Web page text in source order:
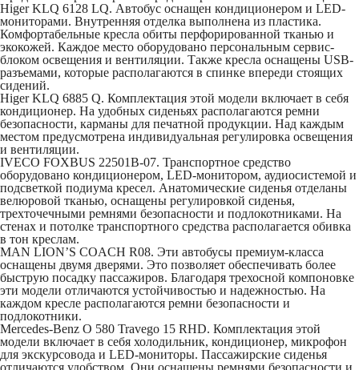
Higer KLQ 6128 LQ. Автобус оснащен кондиционером и LED-
мониторами. Внутренняя отделка выполнена из пластика.
Комфортабельные кресла обиты перфорированной тканью и
экокожей. Каждое место оборудовано персональным сервис-
блоком освещения и вентиляции. Также кресла оснащены USB-
разъемами, которые располагаются в спинке впереди стоящих
сидений.
Higer KLQ 6885 Q. Комплектация этой модели включает в себя
кондиционер. На удобных сиденьях располагаются ремни
безопасности, карманы для печатной продукции. Над каждым
местом предусмотрена индивидуальная регулировка освещения
и вентиляции.
IVECO FOXBUS 22501В-07. Транспортное средство
оборудовано кондиционером, LED-монитором, аудиосистемой и
подсветкой подиума кресел. Анатомические сиденья отделаны
велюровой тканью, оснащены регулировкой сиденья,
трехточечными ремнями безопасности и подлокотниками. На
стенах и потолке транспортного средства располагается обивка
в тон креслам.
MAN LION’S COACH R08. Эти автобусы премиум-класса
оснащены двумя дверями. Это позволяет обеспечивать более
быструю посадку пассажиров. Благодаря трехосной компоновке
эти модели отличаются устойчивостью и надежностью. На
каждом кресле располагаются ремни безопасности и
подлокотники.
Mercedes-Benz O 580 Travego 15 RHD. Комплектация этой
модели включает в себя холодильник, кондиционер, микрофон
для экскурсовода и LED-мониторы. Пассажирские сиденья
отличаются удобством. Они оснащены ремнями безопасности и